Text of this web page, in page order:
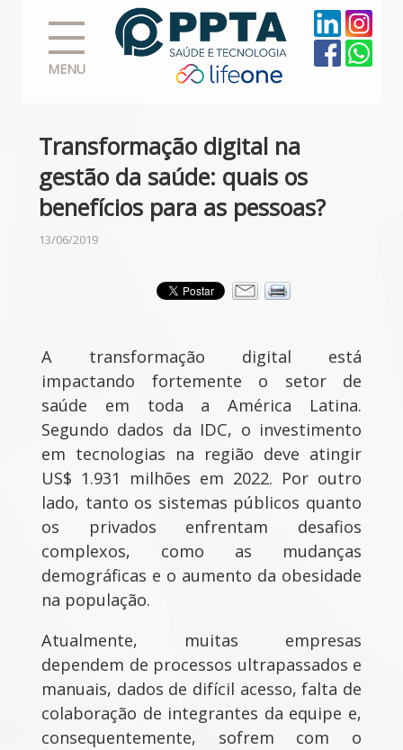
MENU
Transformação digital na
gestão da saúde: quais os
benefícios para as pessoas?
13/06/2019
A transformação digital está
impactando fortemente o setor de
saúde em toda a América Latina.
Segundo dados da IDC, o investimento
em tecnologias na região deve atingir
US$ 1.931 milhões em 2022. Por outro
lado, tanto os sistemas públicos quanto
os privados enfrentam desafios
complexos, como as mudanças
demográficas e o aumento da obesidade
na população.
Atualmente, muitas empresas
dependem de processos ultrapassados e
manuais, dados de difícil acesso, falta de
colaboração de integrantes da equipe e,
consequentemente, sofrem com o